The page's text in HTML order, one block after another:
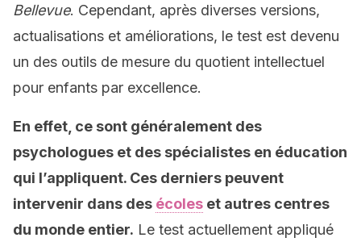
Bellevue. Cependant, après diverses versions,
actualisations et améliorations, le test est devenu
un des outils de mesure du quotient intellectuel
pour enfants par excellence.
En effet, ce sont généralement des
psychologues et des spécialistes en éducation
qui l’appliquent. Ces derniers peuvent
intervenir dans des écoles et autres centres
du monde entier. Le test actuellement appliqué